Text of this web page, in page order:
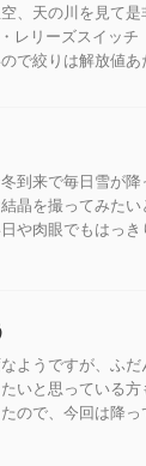
、天の川を見て
レリーズスイッチ
で絞りは解放値あ
到来で毎日雪が
晶を撮ってみた
や肉眼でもはっき
ようですが、ふ
いと思っている
ので、今回は降っ